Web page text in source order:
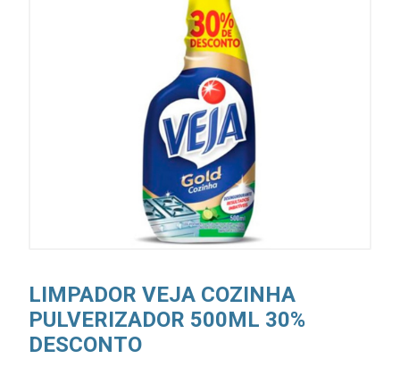
LIMPADOR VEJA COZINHA
PULVERIZADOR 500ML 30%
DESCONTO